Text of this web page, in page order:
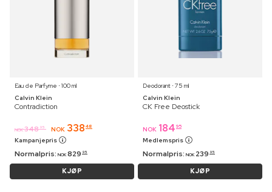
Eau de Parfyme ⋅ 100 ml
Calvin Klein
Contradiction
NOK 348 95 NOK 338 48
Kampanjepris
Normalpris: NOK 829 95
KJØP
Deodorant ⋅ 75 ml
Calvin Klein
CK Free Deostick
NOK 184 95
Medlemspris
Normalpris: NOK 239 95
KJØP